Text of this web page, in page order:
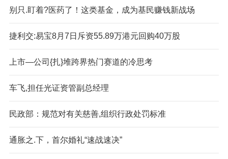
别只.盯着?医药了！这类基金，成为基民赚钱新战场
捷利交:易宝8月7日斥资55.89万港元回购40万股
上市—公司{扎}堆跨界热门赛道的冷思考
车飞,担任光证资管副总经理
民政部：规范对有关慈善,组织行政处罚标准
通胀之.下，首尔婚礼“速战速决”